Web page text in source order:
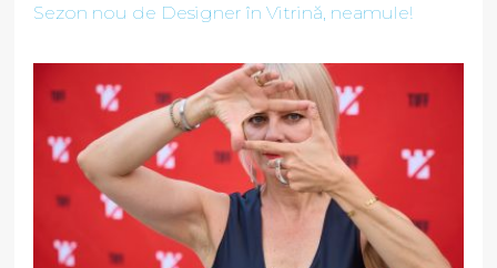
Sezon nou de Designer în Vitrină, neamule!